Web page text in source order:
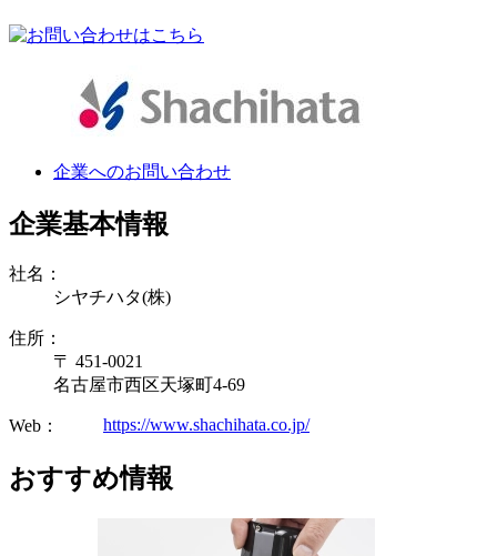
企業へのお問い合わせ
企業基本情報
社名：
シヤチハタ(株)
住所：
〒 451-0021
名古屋市西区天塚町4-69
Web： https://www.shachihata.co.jp/
おすすめ情報